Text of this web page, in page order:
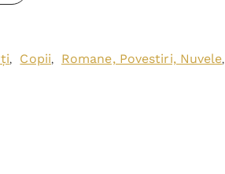
, Copii, Romane, Povestiri, Nuvele,